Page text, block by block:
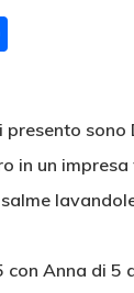
presento
in un
con Anna di 5